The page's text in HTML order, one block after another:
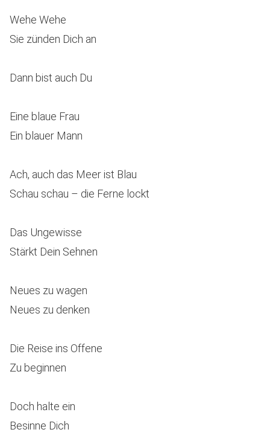
Wehe Wehe
Sie zünden Dich an
Dann bist auch Du
Eine blaue Frau
Ein blauer Mann
Ach, auch das Meer ist Blau
Schau schau – die Ferne lockt
Das Ungewisse
Stärkt Dein Sehnen
Neues zu wagen
Neues zu denken
Die Reise ins Offene
Zu beginnen
Doch halte ein
Besinne Dich